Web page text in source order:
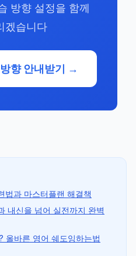
방향 설정을 함께
겠습니다
향 안내받기 →
법과 마스터플랜 해결책
내신을 넘어 실전까지 완벽
올바른 영어 쉐도잉하는법